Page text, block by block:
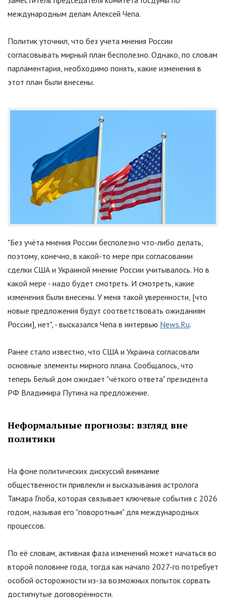
международным делам Алексей Чепа.
Политик уточнил, что без учета мнения России
согласовывать мирный план бесполезно. Однако, по словам
парламентария, необходимо понять, какие изменения в
этот план были внесены.
"Без учёта мнения России бесполезно что-либо делать,
поэтому, конечно, в какой-то мере при согласовании
сделки США и Украиной мнение России учитывалось. Но в
какой мере - надо будет смотреть. И смотреть, какие
изменения были внесены. У меня такой уверенности, [что
новые предложения будут соответствовать ожиданиям
России], нет", - высказался Чепа в интервью News.Ru.
Ранее стало известно, что США и Украина согласовали
основные элементы мирного плана. Сообщалось, что
теперь Белый дом ожидает "чёткого ответа"президента
РФ Владимира Путина на предложение.
Неформальные прогнозы: взгляд вне
политики
На фоне политических дискуссий внимание
общественности привлекли и высказывания астролога
Тамара Глоба, которая связывает ключевые события с 2026
годом, называя его "поворотным"для международных
процессов.
По её словам, активная фаза изменений может начаться во
второй половине года, тогда как начало 2027-го потребует
особой осторожности из-за возможных попыток сорвать
достигнутые договорённости.